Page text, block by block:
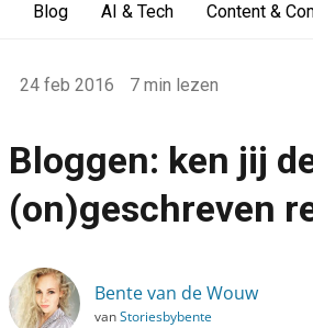
Blog AI & Tech Content &
›
Alle artikelen
Bloggen: ken jij de (on)geschreven
24 feb 2016 7 min lezen
Bloggen: ken jij
(on)geschreven
Bente van de Wouw
vanStoriesbybente